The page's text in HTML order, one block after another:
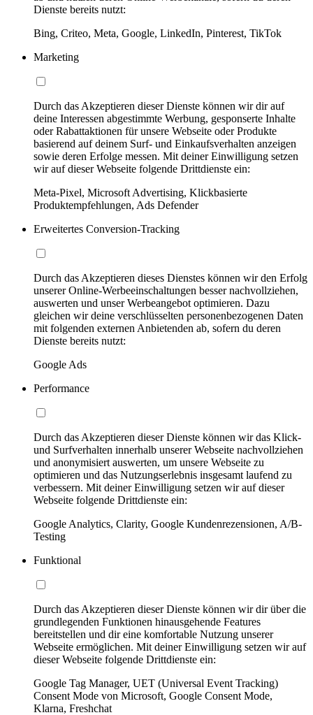
Dienste bereits nutzt:
Bing, Criteo, Meta, Google, LinkedIn, Pinterest, TikTok
Marketing
Durch das Akzeptieren dieser Dienste können wir dir auf
deine Interessen abgestimmte Werbung, gesponserte Inhalte
oder Rabattaktionen für unsere Webseite oder Produkte
basierend auf deinem Surf- und Einkaufsverhalten anzeigen
sowie deren Erfolge messen. Mit deiner Einwilligung setzen
wir auf dieser Webseite folgende Drittdienste ein:
Meta-Pixel, Microsoft Advertising, Klickbasierte
Produktempfehlungen, Ads Defender
Erweitertes Conversion-Tracking
Durch das Akzeptieren dieses Dienstes können wir den Erfolg
unserer Online-Werbeeinschaltungen besser nachvollziehen,
auswerten und unser Werbeangebot optimieren. Dazu
gleichen wir deine verschlüsselten personenbezogenen Daten
mit folgenden externen Anbietenden ab, sofern du deren
Dienste bereits nutzt:
Google Ads
Performance
Durch das Akzeptieren dieser Dienste können wir das Klick-
und Surfverhalten innerhalb unserer Webseite nachvollziehen
und anonymisiert auswerten, um unsere Webseite zu
optimieren und das Nutzungserlebnis insgesamt laufend zu
verbessern. Mit deiner Einwilligung setzen wir auf dieser
Webseite folgende Drittdienste ein:
Google Analytics, Clarity, Google Kundenrezensionen, A/B-
Testing
Funktional
Durch das Akzeptieren dieser Dienste können wir dir über die
grundlegenden Funktionen hinausgehende Features
bereitstellen und dir eine komfortable Nutzung unserer
Webseite ermöglichen. Mit deiner Einwilligung setzen wir auf
dieser Webseite folgende Drittdienste ein:
Google Tag Manager, UET (Universal Event Tracking)
Consent Mode von Microsoft, Google Consent Mode,
Klarna, Freshchat